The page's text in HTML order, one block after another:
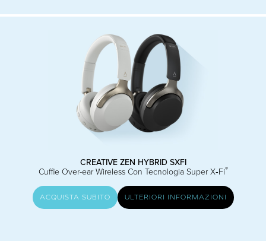
CREATIVE ZEN HYBRID SXFI
Cuffie Over-ear Wireless Con Tecnologia Super X‑Fi®
ACQUISTA SUBITO ULTERIORI INFORMAZIONI